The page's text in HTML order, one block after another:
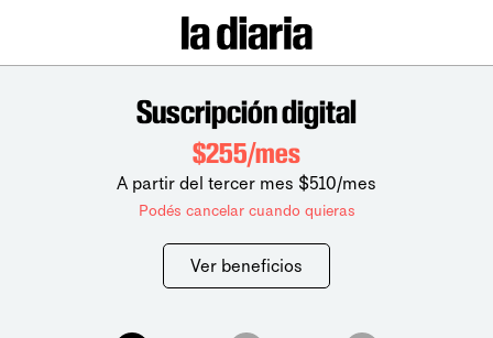
Suscripción digital
$255/mes
A partir del tercer mes $510/mes
Podés cancelar cuando quieras
Ver beneficios